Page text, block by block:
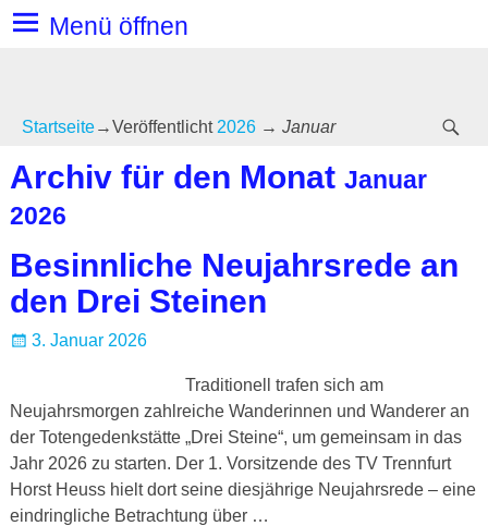
Menü öffnen
Startseite→Veröffentlicht 2026 → Januar
Archiv für den Monat Januar
2026
Besinnliche Neujahrsrede an
den Drei Steinen
3. Januar 2026
Traditionell trafen sich am
Neujahrsmorgen zahlreiche Wanderinnen und Wanderer an
der Totengedenkstätte „Drei Steine“, um gemeinsam in das
Jahr 2026 zu starten. Der 1. Vorsitzende des TV Trennfurt
Horst Heuss hielt dort seine diesjährige Neujahrsrede – eine
eindringliche Betrachtung über …